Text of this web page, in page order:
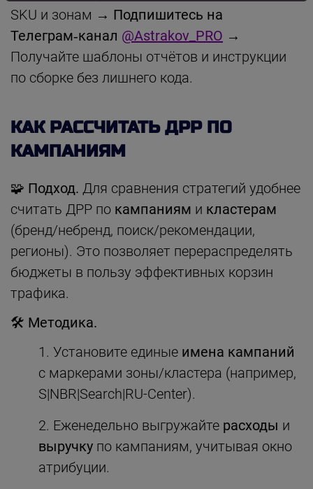
SKU и зонам → Подпишитесь на
Телеграм‑канал @Astrakov_PRO →
Получайте шаблоны отчётов и инструкции
по сборке без лишнего кода.
КАК РАССЧИТАТЬ ДРР ПО
КАМПАНИЯМ
🧩 Подход. Для сравнения стратегий удобнее
считать ДРР по кампаниям и кластерам
(бренд/небренд, поиск/рекомендации,
регионы). Это позволяет перераспределять
бюджеты в пользу эффективных корзин
трафика.
🛠 Методика.
Установите единые имена кампаний
с маркерами зоны/кластера (например,
S|NBR|Search|RU-Center).
Еженедельно выгружайте расходы и
выручку по кампаниям, учитывая окно
атрибуции.